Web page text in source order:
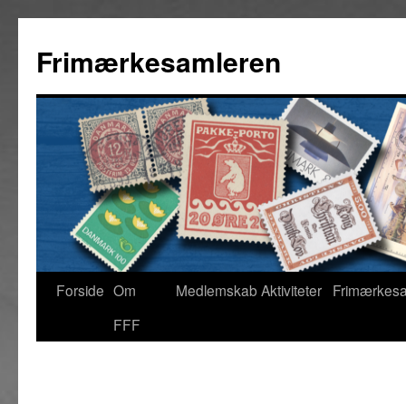
indhold
Frimærkesamleren
Forside Om
FFF
Medlemskab Aktiviteter